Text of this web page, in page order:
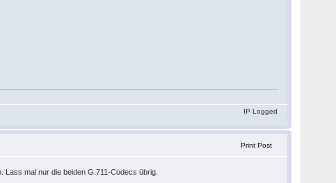
IP Logged
Print Post
mal nur die beiden G.711-Codecs übrig.